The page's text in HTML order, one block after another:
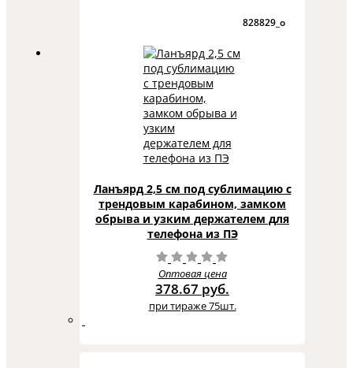
828829_o
Ланъярд 2,5 см под сублимацию с
трендовым карабином, замком
обрыва и узким держателем для
телефона из ПЭ
Оптовая цена
378.67 руб.
при тираже 75шт.